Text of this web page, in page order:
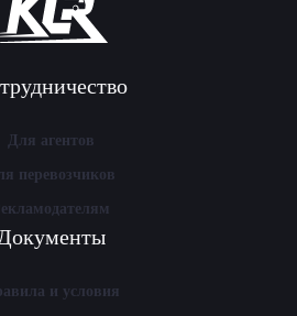
Для агентов
перевозчиков
и условия